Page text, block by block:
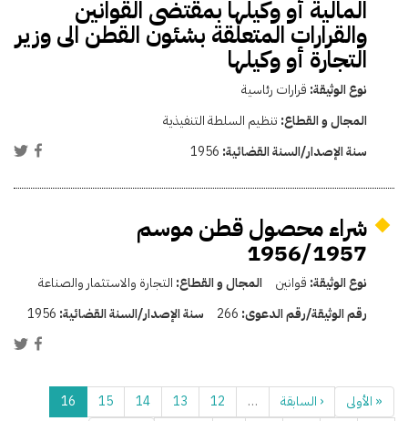
المالية أو وكيلها بمقتضى القوانين
والقرارات المتعلقة بشئون القطن الى وزير
التجارة أو وكيلها
نوع الوثيقة: قرارات رئاسية
المجال و القطاع: تنظيم السلطة التنفيذية
سنة الإصدار/السنة القضائية: 1956
شراء محصول قطن موسم
1956/1957
نوع الوثيقة: قوانين المجال و القطاع: التجارة والاستثمار والصناعة
رقم الوثيقة/رقم الدعوى: 266 سنة الإصدار/السنة القضائية: 1956
« الأولى ‹ السابقة …
12
13
14
15
16